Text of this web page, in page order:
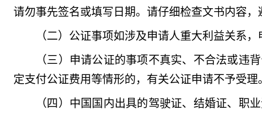
请勿事先签名或填写日期。请仔细检查文书内容，
（二）公证事项如涉及申请人重大利益关系
（三）申请公证的事项不真实、不合法或违
定支付公证费用等情形的，有关公证申请不予受理
（四）中国国内出具的驾驶证、结婚证、职